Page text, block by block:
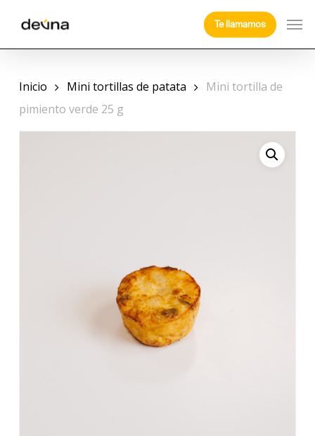
main
Te llamamos
Inicio Mini tortillas de patata
Mini tortilla de
pimiento verde 25 g